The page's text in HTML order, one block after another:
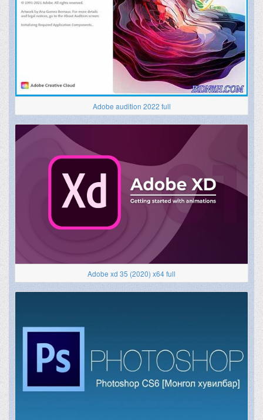
Adobe audition 2022 full
Adobe xd 35 (2020) x64 full